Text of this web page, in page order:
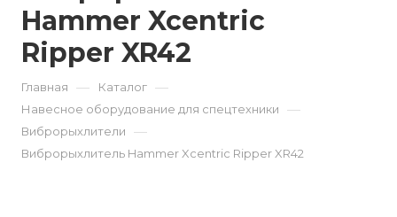
Hammer Xcentric
Ripper XR42
Главная — Каталог —
Навесное оборудование для спецтехники —
Виброрыхлители —
Виброрыхлитель Hammer Xcentric Ripper XR42